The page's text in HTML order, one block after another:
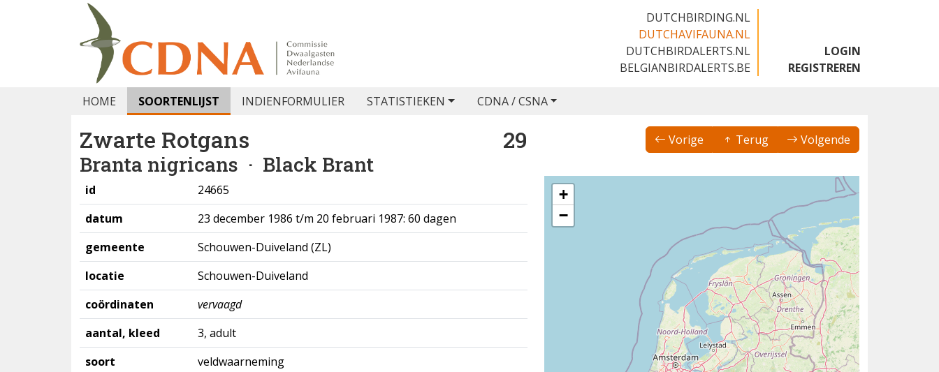
DUTCHBIRDING.NL
DUTCHAVIFAUNA.NL
DUTCHBIRDALERTS.NL
BELGIANBIRDALERTS.BE
LOGIN
REGISTREREN
HOME SOORTENLIJST INDIENFORMULIER STATISTIEKEN CDNA / CSNA
Zwarte Rotgans 29
Branta nigricans · Black Brant
Vorige Terug Volgende
id
24665
datum
23 december 1986 t/m 20 februari 1987: 60 dagen
gemeente
Schouwen-Duiveland (ZL)
locatie
Schouwen-Duiveland
coördinaten
vervaagd
aantal, kleed
3, adult
soort
veldwaarneming
+
−